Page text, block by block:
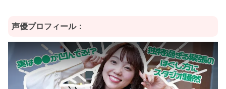
声優プロフィール：